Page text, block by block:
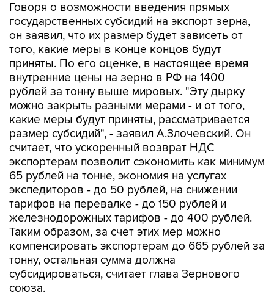
Говоря о возможности введения прямых
государственных субсидий на экспорт зерна,
он заявил, что их размер будет зависеть от
того, какие меры в конце концов будут
приняты. По его оценке, в настоящее время
внутренние цены на зерно в РФ на 1400
рублей за тонну выше мировых. "Эту дырку
можно закрыть разными мерами - и от того,
какие меры будут приняты, рассматривается
размер субсидий", - заявил А.Злочевский. Он
считает, что ускоренный возврат НДС
экспортерам позволит сэкономить как минимум
65 рублей на тонне, экономия на услугах
экспедиторов - до 50 рублей, на снижении
тарифов на перевалке - до 150 рублей и
железнодорожных тарифов - до 400 рублей.
Таким образом, за счет этих мер можно
компенсировать экспортерам до 665 рублей за
тонну, остальная сумма должна
субсидироваться, считает глава Зернового
союза.